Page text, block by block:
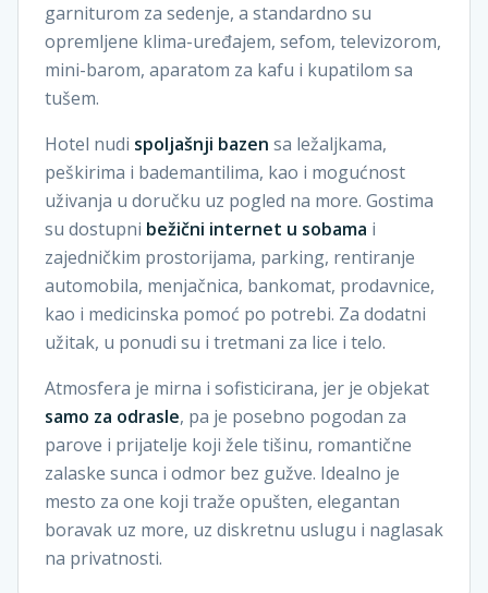
garniturom za sedenje, a standardno su
opremljene klima-uređajem, sefom, televizorom,
mini-barom, aparatom za kafu i kupatilom sa
tušem.
Hotel nudi spoljašnji bazen sa ležaljkama,
peškirima i bademantilima, kao i mogućnost
uživanja u doručku uz pogled na more. Gostima
su dostupni bežični internet u sobama i
zajedničkim prostorijama, parking, rentiranje
automobila, menjačnica, bankomat, prodavnice,
kao i medicinska pomoć po potrebi. Za dodatni
užitak, u ponudi su i tretmani za lice i telo.
Atmosfera je mirna i sofisticirana, jer je objekat
samo za odrasle, pa je posebno pogodan za
parove i prijatelje koji žele tišinu, romantične
zalaske sunca i odmor bez gužve. Idealno je
mesto za one koji traže opušten, elegantan
boravak uz more, uz diskretnu uslugu i naglasak
na privatnosti.